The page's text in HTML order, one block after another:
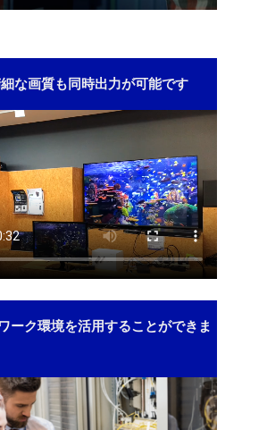
な画質も同時出力が可能です
ーク環境を活用することができま